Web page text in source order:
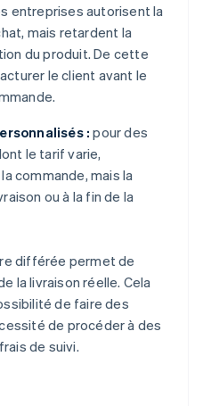
entreprises autorisent la
mais retardent la
du produit. De cette
le client avant le
: pour des
le tarif varie,
commande, mais la
ou à la fin de la
différée permet de
la livraison réelle. Cela
de faire des
de procéder à des
de suivi.